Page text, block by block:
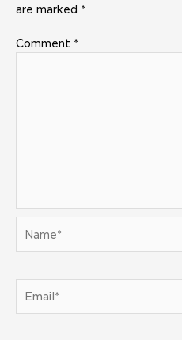
are marked *
Comment *